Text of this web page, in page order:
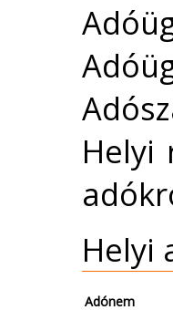
Helyi
Helyi
Adónem